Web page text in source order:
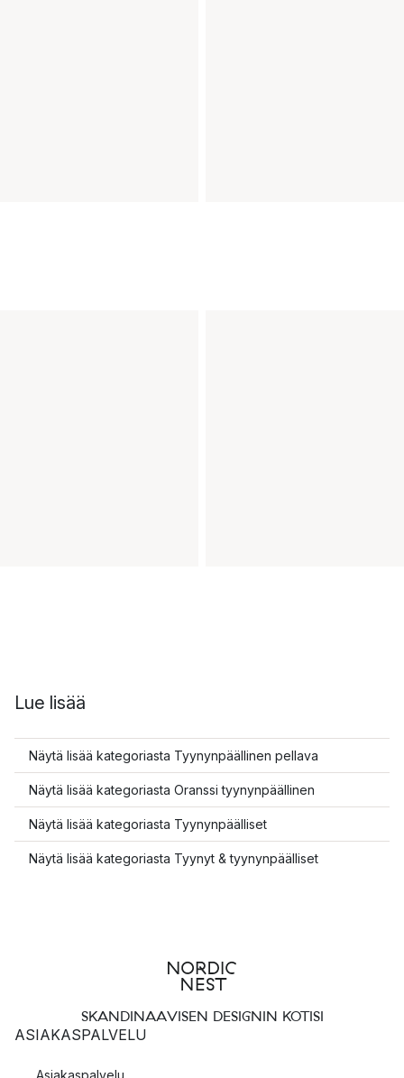
Lue lisää
Näytä lisää kategoriasta Tyynynpäällinen pellava
Näytä lisää kategoriasta Oranssi tyynynpäällinen
Näytä lisää kategoriasta Tyynynpäälliset
Näytä lisää kategoriasta Tyynyt & tyynynpäälliset
SKANDINAAVISEN DESIGNIN KOTISI
ASIAKASPALVELU
Asiakaspalvelu